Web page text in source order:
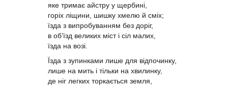
яке тримає айстру у щербині,
горіх ліщини, шишку хмелю й сміх;
їзда з випробуванням без доріг,
в об’їзд великих міст і сіл малих,
їзда на возі.
Їзда з зупинками лише для відпочинку,
лише на мить і тільки на хвилинку,
де ніг легких торкається земля,